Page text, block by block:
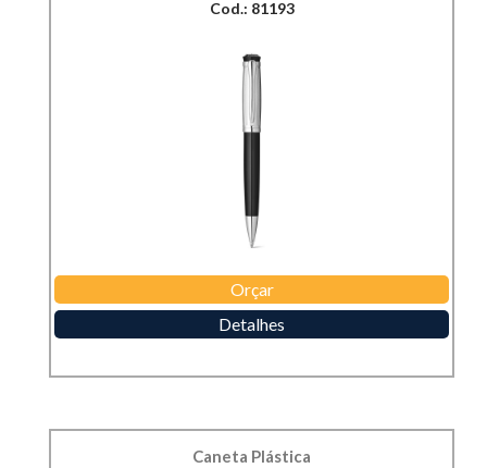
Cod.: 81193
Orçar
Detalhes
Caneta Plástica